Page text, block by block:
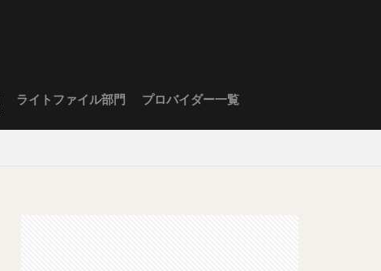
ライトファイル部門 プロバイダー一覧